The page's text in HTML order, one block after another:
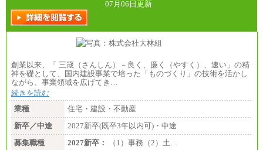
07月06日更新
創業以来、「 三箴（さんしん）－良く、廉く（やすく）、速い」の精
神を礎として、国内建設事業で培った「ものづくり」の技術を活かし
ながら、事業領域を広げてき…
続きを読む
業種
住宅・建設・不動産
新卒／中途
2027新卒(既卒3年以内可)・中途
募集職種
2027新卒：
（1）事務（2）土…